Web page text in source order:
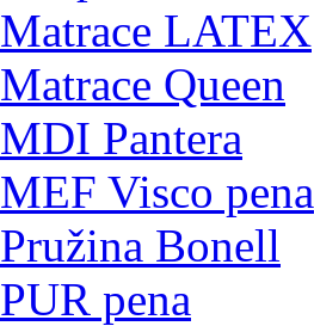
Matrace LATEX
Matrace Queen
MDI Pantera
MEF Visco pena
Pružina Bonell
PUR pena